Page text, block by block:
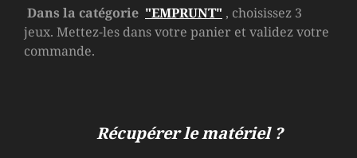
Dans la catégorie "EMPRUNT" , choisissez 3
jeux. Mettez-les dans votre panier et validez votre
commande.
Récupérer le matériel ?